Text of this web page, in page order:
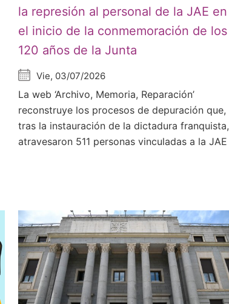
la represión al personal de la JAE en
el inicio de la conmemoración de los
120 años de la Junta
Vie, 03/07/2026
La web ‘Archivo, Memoria, Reparación’
reconstruye los procesos de depuración que,
tras la instauración de la dictadura franquista,
atravesaron 511 personas vinculadas a la JAE